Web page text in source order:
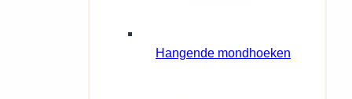
Hangende mondhoeken